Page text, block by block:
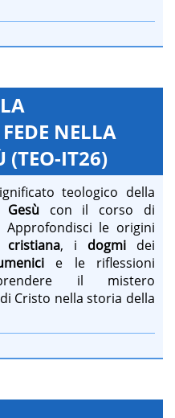
NELLA
(TEO-IT26)
teologico della
Gesùcon il corso di
Approfondisci le origini
cristiana, i dogmi dei
e le riflessioni
il mistero
Cristo nella storia della